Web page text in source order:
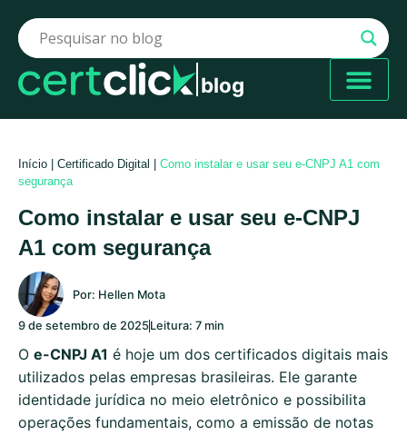
blog
Início Certificado Digital
Como instalar e usar seu e-CNPJ A1 com
segurança
Como instalar e usar seu e-CNPJ
A1 com segurança
Por: Hellen Mota
9 de setembro de 2025 Leitura: 7 min
O e-CNPJ A1 é hoje um dos certificados digitais mais
utilizados pelas empresas brasileiras. Ele garante
identidade jurídica no meio eletrônico e possibilita
operações fundamentais, como a emissão de notas